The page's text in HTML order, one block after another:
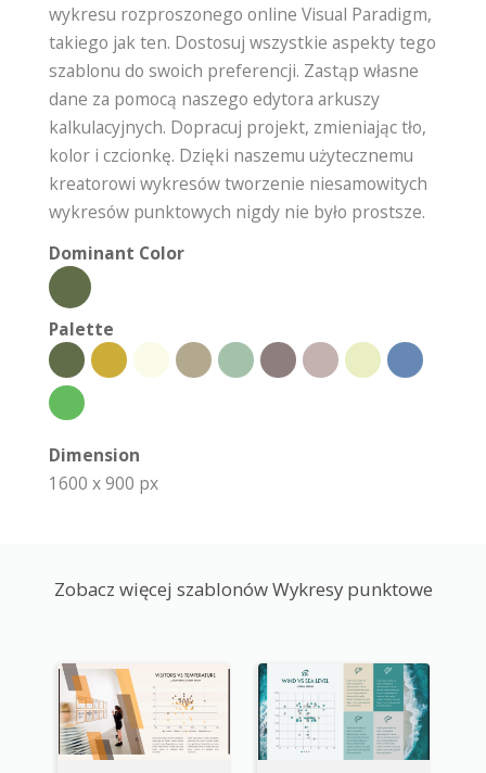
wykresu rozproszonego online Visual Paradigm,
takiego jak ten. Dostosuj wszystkie aspekty tego
szablonu do swoich preferencji. Zastąp własne
dane za pomocą naszego edytora arkuszy
kalkulacyjnych. Dopracuj projekt, zmieniając tło,
kolor i czcionkę. Dzięki naszemu użytecznemu
kreatorowi wykresów tworzenie niesamowitych
wykresów punktowych nigdy nie było prostsze.
Dominant Color
Palette
Dimension
1600 x 900 px
Zobacz więcej szablonów Wykresy punktowe